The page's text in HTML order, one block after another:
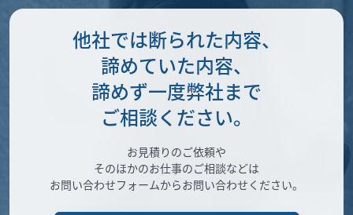
他社では断られた内容、
諦めていた内容、
諦めず一度弊社まで
ご相談ください。
お見積りのご依頼や
そのほかのお仕事のご相談などは
お問い合わせフォームからお問い合わせください。